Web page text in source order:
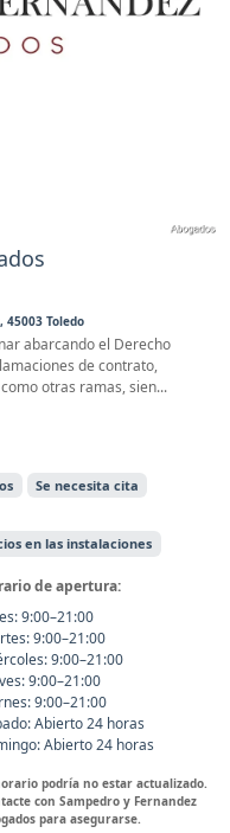
Toledo
abarcando el Derecho
de contrato,
otras ramas, sien...
Se necesita cita
en las instalaciones
de apertura:
9:00–21:00
9:00–21:00
9:00–21:00
9:00–21:00
9:00–21:00
Abierto 24 horas
Abierto 24 horas
podría no estar actualizado.
con Sampedro y Fernandez
para asegurarse.